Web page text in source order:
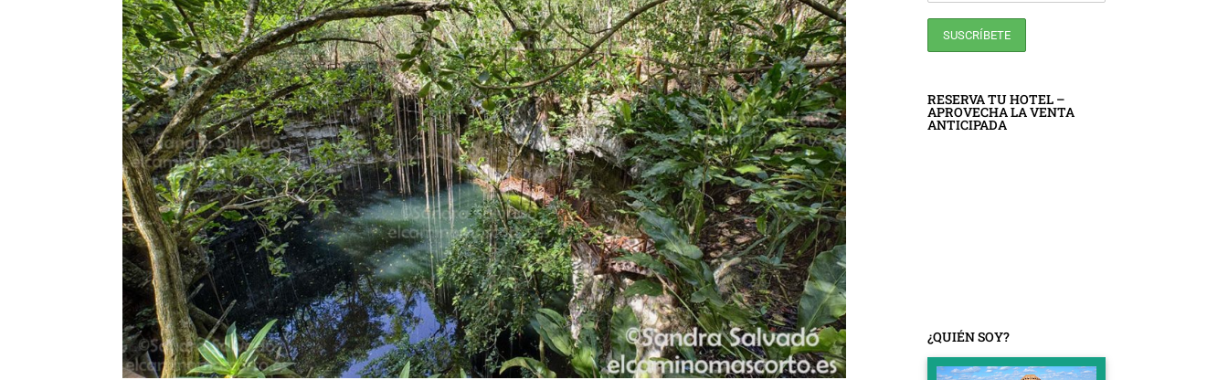
RESERVA TU HOTEL –
APROVECHA LA VENTA
ANTICIPADA
¿QUIÉN SOY?